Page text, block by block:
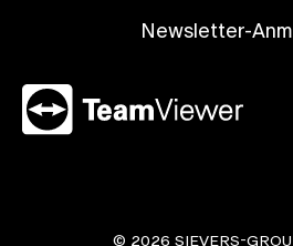
Newsletter-
© 2026 SIEVERS-